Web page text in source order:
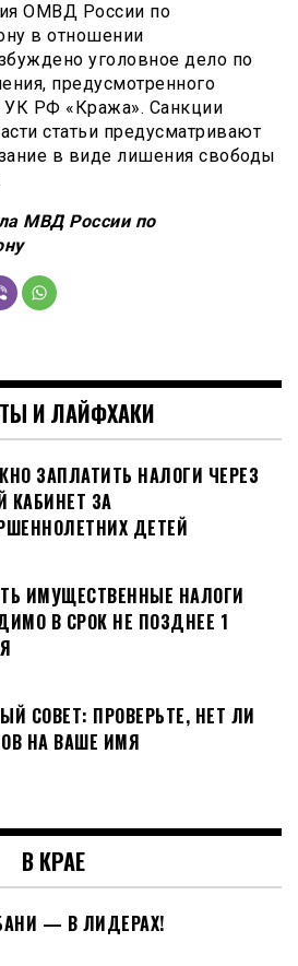
ОМВД России по
в отношении
уголовное дело по
предусмотренного
УК РФ «Кража». Санкции
статьи предусматривают
в виде лишения свободы
МВД России по
И ЛАЙФХАКИ
ЗАПЛАТИТЬ НАЛОГИ ЧЕРЕЗ
КАБИНЕТ ЗА
ДЕТЕЙ
ИМУЩЕСТВЕННЫЕ НАЛОГИ
В СРОК НЕ ПОЗДНЕЕ 1
СОВЕТ: ПРОВЕРЬТЕ, НЕТ ЛИ
НА ВАШЕ ИМЯ
В КРАЕ
— В ЛИДЕРАХ!